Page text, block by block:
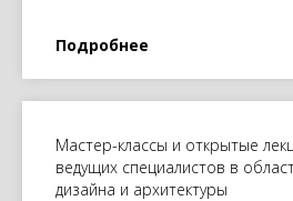
Подробнее
Мастер-классы и открытые
ведущих специалистов в
дизайна и архитектуры